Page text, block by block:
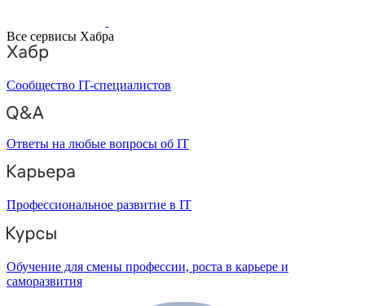
Все сервисы Хабра
Сообщество IT-специалистов
Ответы на любые вопросы об IT
Профессиональное развитие в IT
Обучение для смены профессии, роста в карьере и
саморазвития